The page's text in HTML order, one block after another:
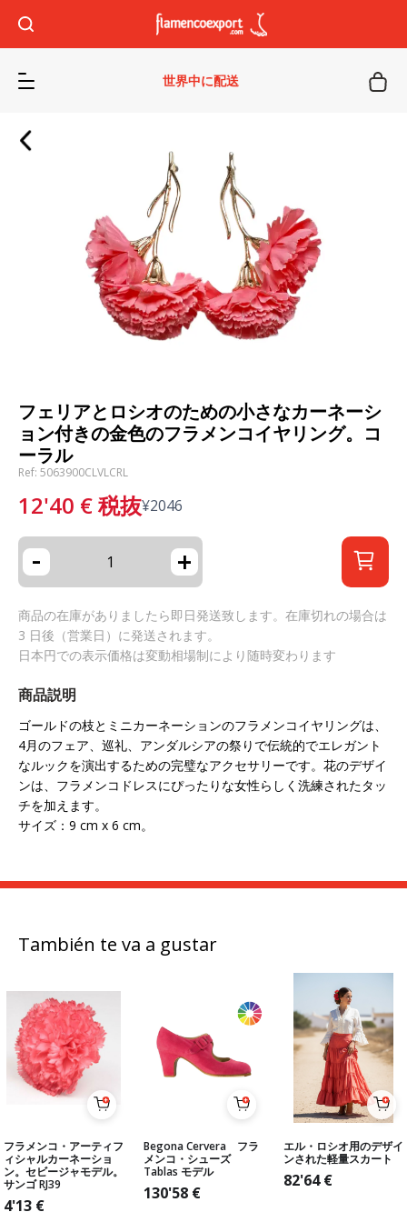
世界中に配送
フェリアとロシオのための小さなカーネーシ
ョン付きの金色のフラメンコイヤリング。コ
ーラル
Ref: 5063900CLVLCRL
12'40 €税抜¥2046
- +
商品の在庫がありましたら即日発送致します。在庫切れの場合は
3 日後（営業日）に発送されます。
日本円での表示価格は変動相場制により随時変わります
商品説明
ゴールドの枝とミニカーネーションのフラメンコイヤリングは、
4月のフェア、巡礼、アンダルシアの祭りで伝統的でエレガント
なルックを演出するための完璧なアクセサリーです。花のデザイ
ンは、フラメンコドレスにぴったりな女性らしく洗練されたタッ
チを加えます。
サイズ：9 cm x 6 cm。
También te va a gustar
フラメンコ・アーティフ
ィシャルカーネーショ
ン。セビージャモデル。
サンゴ RJ39
4'13 €
Begona Cervera フラ
メンコ・シューズ
Tablas モデル
130'58 €
エル・ロシオ用のデザイ
ンされた軽量スカート
82'64€